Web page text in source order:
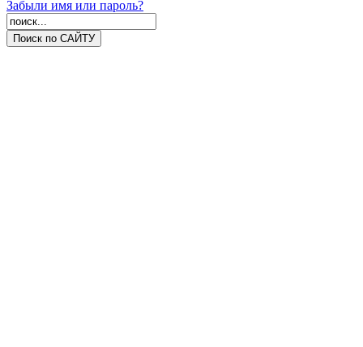
Забыли имя или пароль?